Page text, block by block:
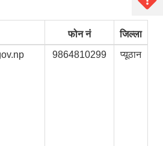
फोन नं जिल्ला
9864810299 प्यूठान